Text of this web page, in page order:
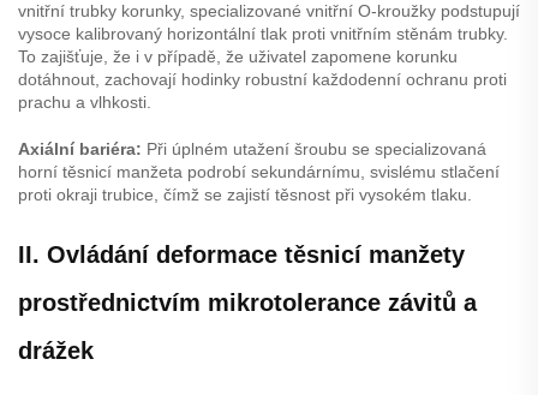
vnitřní trubky korunky, specializované vnitřní O-kroužky podstupují
vysoce kalibrovaný horizontální tlak proti vnitřním stěnám trubky.
To zajišťuje, že i v případě, že uživatel zapomene korunku
dotáhnout, zachovají hodinky robustní každodenní ochranu proti
prachu a vlhkosti.
Axiální bariéra: Při úplném utažení šroubu se specializovaná
horní těsnicí manžeta podrobí sekundárnímu, svislému stlačení
proti okraji trubice, čímž se zajistí těsnost při vysokém tlaku.
II. Ovládání deformace těsnicí manžety
prostřednictvím mikrotolerance závitů a
drážek